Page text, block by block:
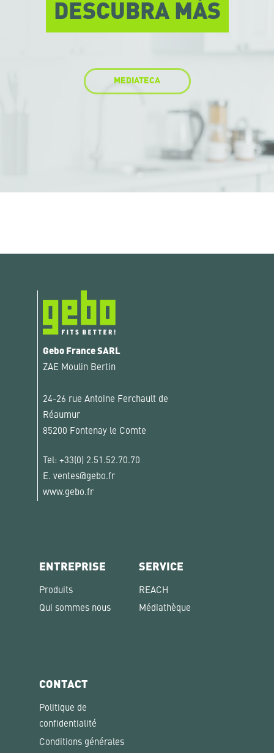
DESCUBRA MÁS
MEDIATECA
Gebo France SARL
ZAE Moulin Bertin
24-26 rue Antoine Ferchault de
Réaumur
85200 Fontenay le Comte
Tel: +33(0) 2.51.52.70.70
E. ventes@gebo.fr
www.gebo.fr
ENTREPRISE
Produits
Qui sommes nous
SERVICE
REACH
Médiathèque
CONTACT
Politique de
confidentialité
Conditions générales